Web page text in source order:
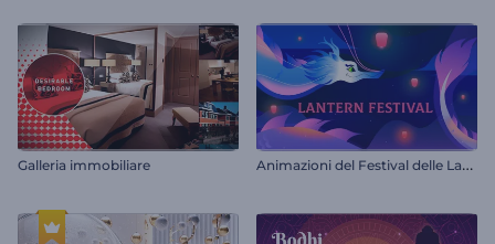
Galleria immobiliare A
nimazioni del Festival delle Lanterne